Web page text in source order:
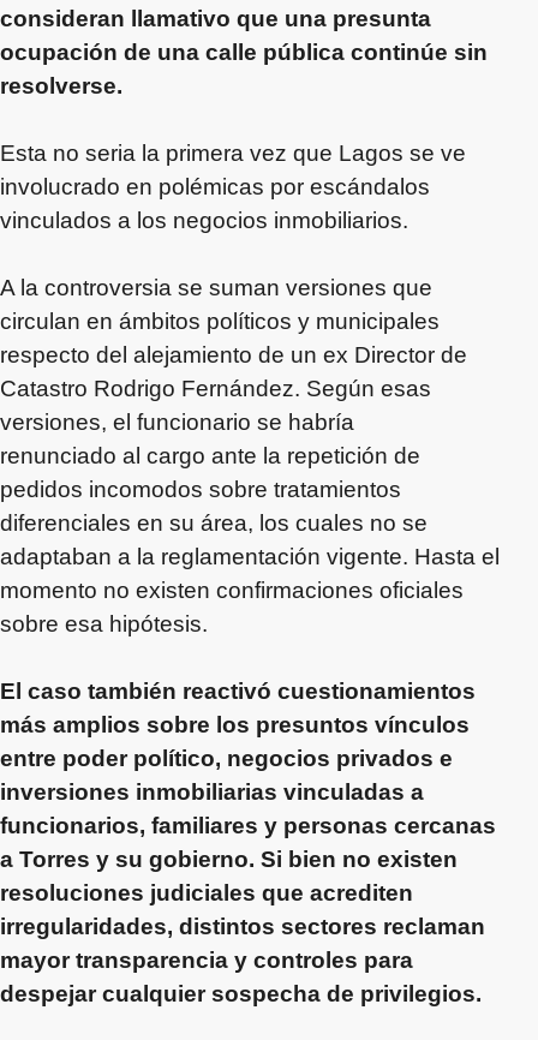
consideran llamativo que una presunta
ocupación de una calle pública continúe sin
resolverse.
Esta no seria la primera vez que Lagos se ve
involucrado en polémicas por escándalos
vinculados a los negocios inmobiliarios.
A la controversia se suman versiones que
circulan en ámbitos políticos y municipales
respecto del alejamiento de un ex Director de
Catastro Rodrigo Fernández. Según esas
versiones, el funcionario se habría
renunciado al cargo ante la repetición de
pedidos incomodos sobre tratamientos
diferenciales en su área, los cuales no se
adaptaban a la reglamentación vigente. Hasta el
momento no existen confirmaciones oficiales
sobre esa hipótesis.
El caso también reactivó cuestionamientos
más amplios sobre los presuntos vínculos
entre poder político, negocios privados e
inversiones inmobiliarias vinculadas a
funcionarios, familiares y personas cercanas
a Torres y su gobierno. Si bien no existen
resoluciones judiciales que acrediten
irregularidades, distintos sectores reclaman
mayor transparencia y controles para
despejar cualquier sospecha de privilegios.